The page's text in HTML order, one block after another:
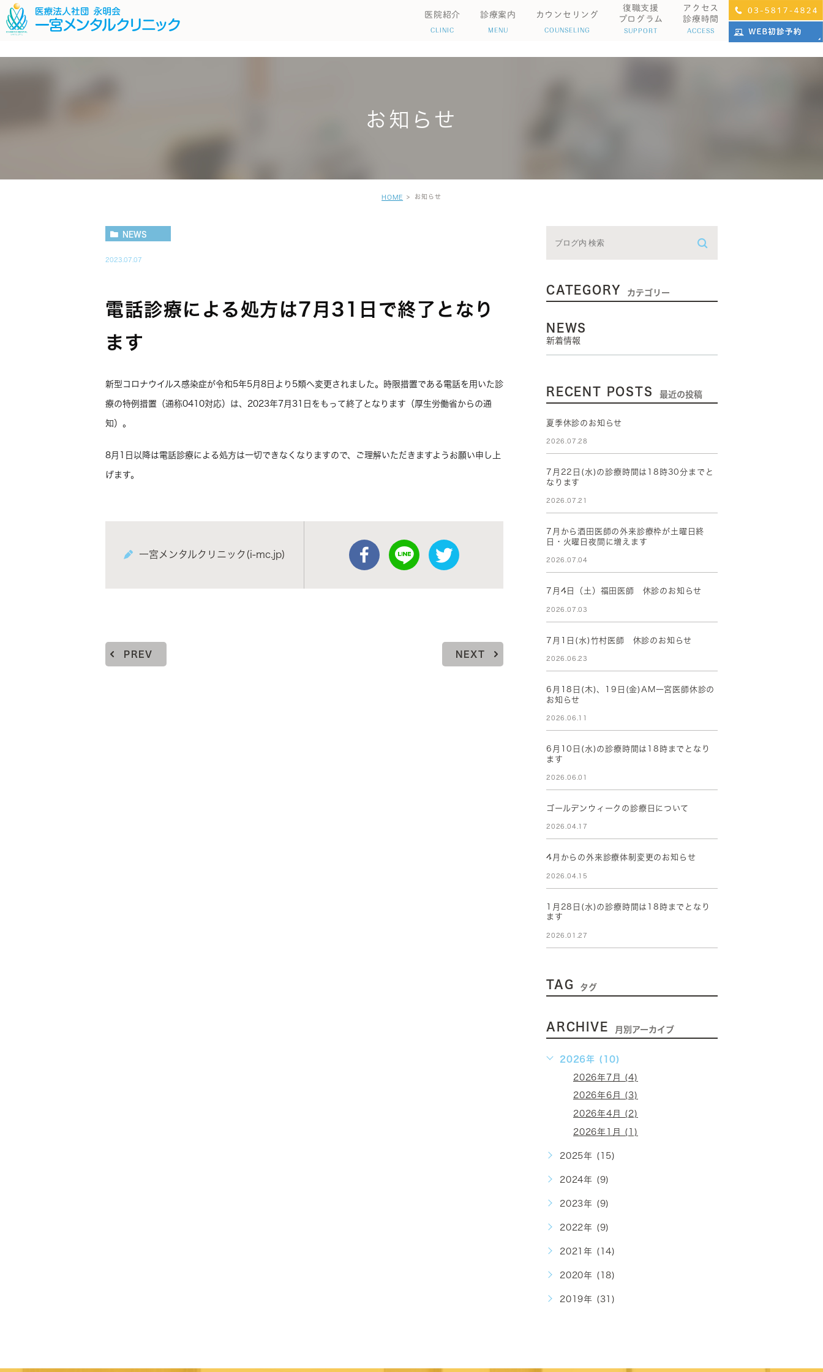
医院紹介
CLINIC
診療案内
MENU
カウンセリング
COUNSELING
復職支援
プログラム
SUPPORT
アクセス
診療時間
ACCESS
お知らせ
HOME お知らせ
NEWS
2023.07.07
電話診療による処方は7月31日で終了となり
ます
新型コロナウイルス感染症が令和5年5月8日より5類へ変更されました。時限措置である電話を用いた診
療の特例措置（通称0410対応）は、2023年7月31日をもって終了となります（厚生労働省からの通
知）。
8月1日以降は電話診療による処方は一切できなくなりますので、ご理解いただきますようお願い申し上
げます。
一宮メンタルクリニック(i-mc.jp)
PREV NEXT
CATEGORY カテゴリー
NEWS
新着情報
RECENT POSTS 最近の投稿
夏季休診のお知らせ
2026.07.28
7月22日(水)の診療時間は18時30分までと
なります
2026.07.21
7月から酒田医師の外来診療枠が土曜日終
日・火曜日夜間に増えます
2026.07.04
7月4日（土）福田医師 休診のお知らせ
2026.07.03
7月1日(水)竹村医師 休診のお知らせ
2026.06.23
6月18日(木)、19日(金)AM一宮医師休診の
お知らせ
2026.06.11
6月10日(水)の診療時間は18時までとなり
ます
2026.06.01
ゴールデンウィークの診療日について
2026.04.17
4月からの外来診療体制変更のお知らせ
2026.04.15
1月28日(水)の診療時間は18時までとなり
ます
2026.01.27
TAG タグ
ARCHIVE 月別アーカイブ
2026年 (10)
2026年7月 (4)
2026年6月 (3)
2026年4月 (2)
2026年1月 (1)
2025年 (15)
2024年 (9)
2023年 (9)
2022年 (9)
2021年 (14)
2020年 (18)
2019年 (31)